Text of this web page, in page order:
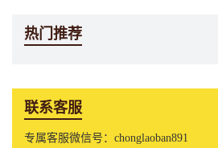
热门推荐
联系客服
专属客服微信号：chonglaoban891